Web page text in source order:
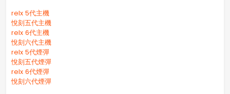
relx 5代主機
悅刻五代主機
relx 6代主機
悅刻六代主機
relx 5代煙彈
悅刻五代煙彈
relx 6代煙彈
悅刻六代煙彈